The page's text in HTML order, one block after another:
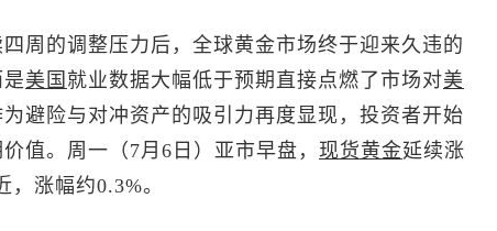
周的调整压力后，全球黄金市场终于迎来久违的
美国 就业数据大幅低于预期直接点燃了市场对美
避险与对冲资产的吸引力再度显现，投资者开始
值。周一（7月6日）亚市早盘， 现货黄金延续涨
，涨幅约0.3%。